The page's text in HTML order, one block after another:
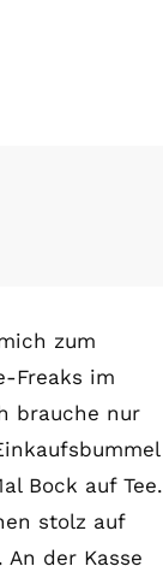
zum
Freaks im
brauche nur
Bock auf Tee.
stolz auf
der Kasse